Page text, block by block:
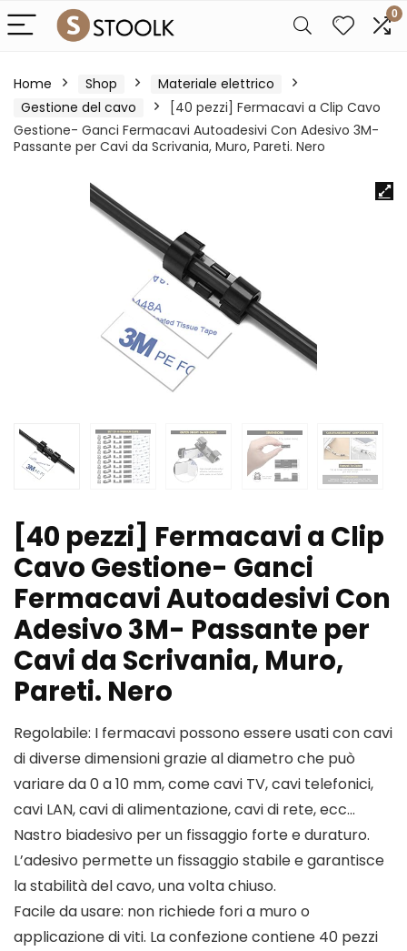
0
Home Shop
Materiale elettrico
Gestione del cavo
[40 pezzi] Fermacavi a Clip Cavo
Gestione- Ganci Fermacavi Autoadesivi Con Adesivo 3M-
Passante per Cavi da Scrivania, Muro, Pareti. Nero
[40 pezzi] Fermacavi a Clip
Cavo Gestione- Ganci
Fermacavi Autoadesivi Con
Adesivo 3M- Passante per
Cavi da Scrivania, Muro,
Pareti. Nero
Regolabile: I fermacavi possono essere usati con cavi
di diverse dimensioni grazie al diametro che può
variare da 0 a 10 mm, come cavi TV, cavi telefonici,
cavi LAN, cavi di alimentazione, cavi di rete, ecc…
Nastro biadesivo per un fissaggio forte e duraturo.
L’adesivo permette un fissaggio stabile e garantisce
la stabilità del cavo, una volta chiuso.
Facile da usare: non richiede fori a muro o
applicazione di viti. La confezione contiene 40 pezzi